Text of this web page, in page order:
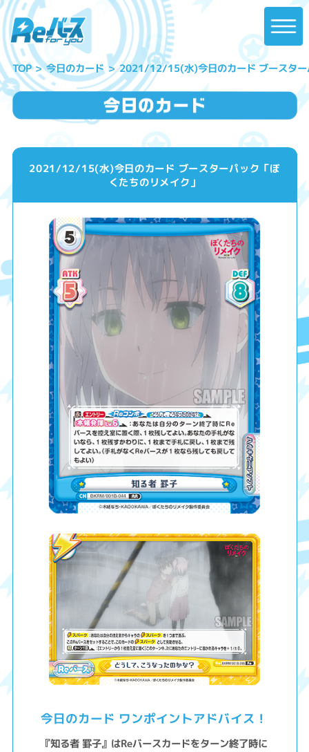
TOP 今日のカード 2021/12/15(水)今日のカード ブースター
2021/12/15(水)今日のカード ブースターパック「ぼ
くたちのリメイク」
今日のカード ワンポイントアドバイス！
『知る者 罫子』はReバースカードをターン終了時に